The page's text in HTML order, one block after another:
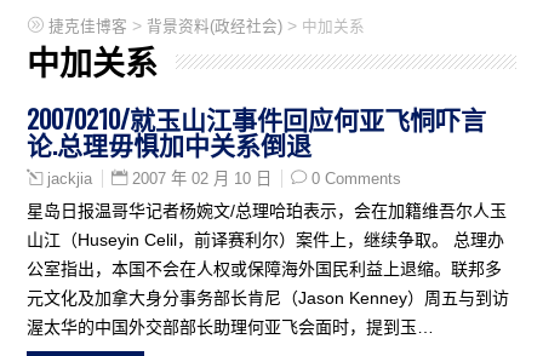
捷克佳博客 > 背景资料(政经社会) > 中加关系
中加关系
20070210/就玉山江事件回应何亚飞恫吓言
论.总理毋惧加中关系倒退
jackjia 2007 年 02 月 10 日 0 Comments
星岛日报温哥华记者杨婉文/总理哈珀表示，会在加籍维吾尔人玉
山江（Huseyin Celil，前译赛利尔）案件上，继续争取。 总理办
公室指出，本国不会在人权或保障海外国民利益上退缩。联邦多
元文化及加拿大身分事务部长肯尼（Jason Kenney）周五与到访
渥太华的中国外交部部长助理何亚飞会面时，提到玉…